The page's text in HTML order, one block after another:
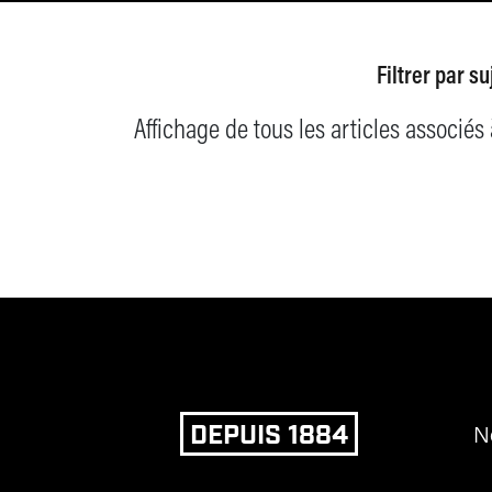
Filtrer par
Affichage de tous les articles associés
DEPUIS 1884